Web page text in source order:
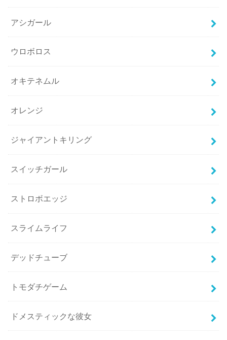
アシガール
ウロボロス
オキテネムル
オレンジ
ジャイアントキリング
スイッチガール
ストロボエッジ
スライムライフ
デッドチューブ
トモダチゲーム
ドメスティックな彼女